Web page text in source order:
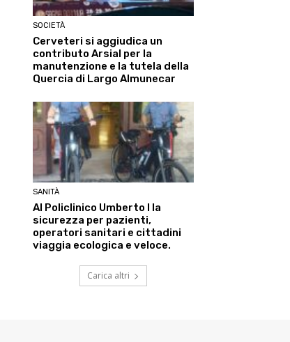
SOCIETÀ
Cerveteri si aggiudica un
contributo Arsial per la
manutenzione e la tutela della
Quercia di Largo Almunecar
SANITÀ
Al Policlinico Umberto I la
sicurezza per pazienti,
operatori sanitari e cittadini
viaggia ecologica e veloce.
Carica altri